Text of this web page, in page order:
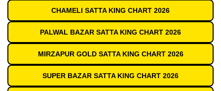
CHAMELI SATTA KING CHART 2026
PALWAL BAZAR SATTA KING CHART 2026
MIRZAPUR GOLD SATTA KING CHART 2026
SUPER BAZAR SATTA KING CHART 2026